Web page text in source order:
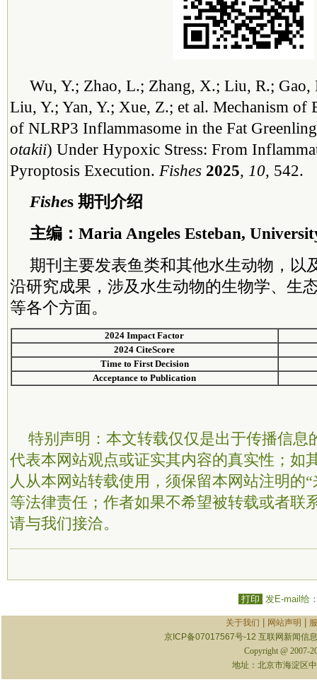
Wu, Y.; Zhao, L.; Zhang, X.; Liu, R.; Gao,
Liu, Y.; Yan, Y.; Xue, Z.; et al. Mechanism of
of NLRP3 Inflammasome in the Fat
otakii) Under Hypoxic Stress: From
Pyroptosis Execution. Fishes 2025, 10, 542.
Fishes 期刊介绍
主编：Maria Angeles Esteban,
期刊主要发表鱼类和其他水生动物，以
沿研究成果，涉及水生动物的生物学、生
等各个方面。
2024 Impact Factor
2024 CiteScore
Time to First Decision
Acceptance to Publication
特别声明：本文转载仅仅是出于传播信息
代表本网站观点或证实其内容的真实性；如
人从本网站转载使用，须保留本网站注明的
等法律责任；作者如果不希望被转载或者联
请与我们接洽。
打印 发E-mail给
关于我们 网站声明
京ICP备07017567号-12 互联网新闻信
Copyright @ 2007-
地址：北京市海淀区